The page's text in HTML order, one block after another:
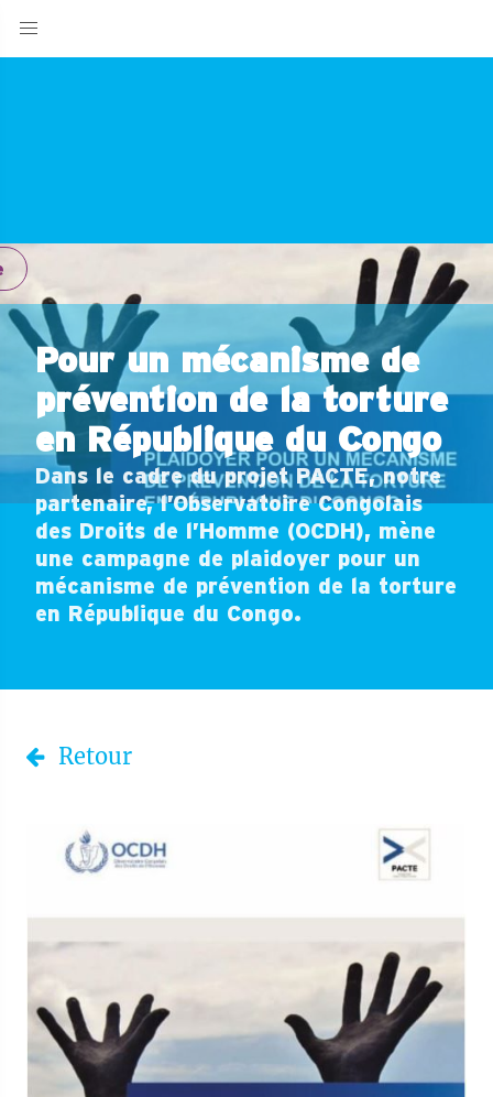
Pour un mécanisme de
prévention de la torture
en République du Congo
Dans le cadre du projet PACTE, notre
partenaire, l’Observatoire Congolais
des Droits de l’Homme (OCDH), mène
une campagne de plaidoyer pour un
mécanisme de prévention de la torture
en République du Congo.
Retour